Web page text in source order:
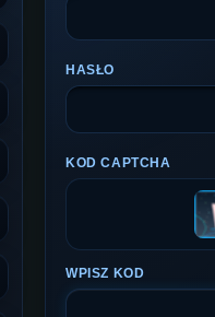
HASŁO
KOD CAPTCHA
WPISZ KOD